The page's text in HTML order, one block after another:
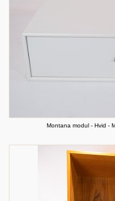
Montana modul - Hvid -